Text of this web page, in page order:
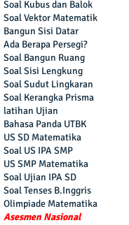
Soal Kubus dan Balok
Soal Vektor Matematik
Bangun Sisi Datar
Ada Berapa Persegi?
Soal Bangun Ruang
Soal Sisi Lengkung
Soal Sudut Lingkaran
Soal Kerangka Prisma
latihan Ujian
Bahasa Panda UTBK
US SD Matematika
Soal US IPA SMP
US SMP Matematika
Soal Ujian IPA SD
Soal Tenses B.Inggris
Olimpiade Matematika
Asesmen Nasional